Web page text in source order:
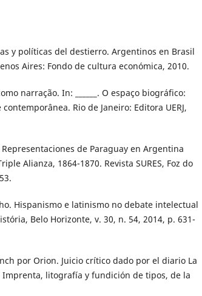
y políticas del destierro. Argentinos en Brasil
Aires: Fondo de cultura económica, 2010.
narração. In: ______. O espaço biográfico:
Rio de Janeiro: Editora UERJ,
Representaciones de Paraguay en Argentina
Alianza, 1864-1870. Revista SURES, Foz do
Hispanismo e latinismo no debate intelectual
Belo Horizonte, v. 30, n. 54, 2014, p. 631-
por Orion. Juicio crítico dado por el diario La
Imprenta, litografía y fundición de tipos, de la